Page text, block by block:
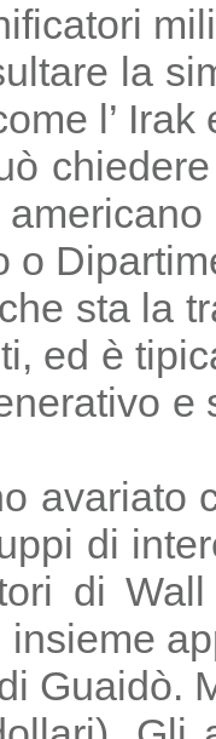
la
l’
o
sta la
ed è
avariato
di
di
insieme
Guaidò.